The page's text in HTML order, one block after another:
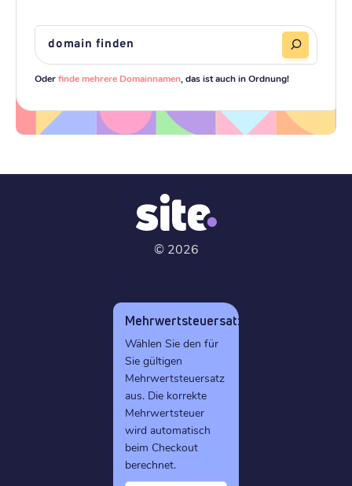
Oderfinde mehrere Domainnamen , das ist auch in Ordnung!
© 2026
Mehrwertsteuersatz
Wählen Sie den für
Sie gültigen
Mehrwertsteuersatz
aus. Die korrekte
Mehrwertsteuer
wird automatisch
beim Checkout
berechnet.